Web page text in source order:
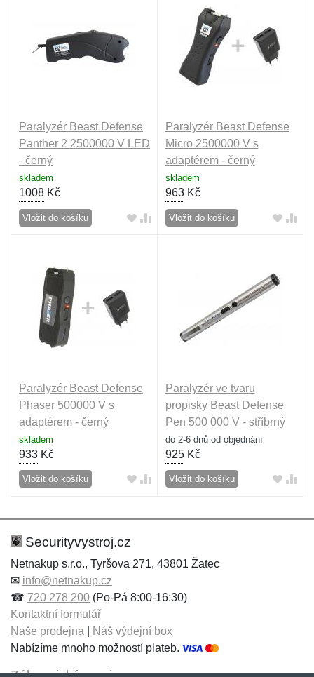
Paralyzér Beast Defense
Panther 2 2500000 V LED
- černý
skladem
1008 Kč
Vložit do košíku
Paralyzér Beast Defense
Micro 2500000 V s
adaptérem - černý
skladem
963Kč
Vložit do košíku
Paralyzér Beast Defense
Phaser 500000 V s
adaptérem - černý
skladem
933 Kč
Vložit do košíku
Paralyzér ve tvaru
propisky Beast Defense
Pen 500 000 V - stříbrný
do 2-6 dnů od objednání
925Kč
Vložit do košíku
Securityvystroj.cz
Netnakup s.r.o., Tyršova 271, 43801 Žatec
✉ info@netnakup.cz
☎ 720 278 200 (Po-Pá 8:00-16:30)
Kontaktní formulář
Naše prodejna
Náš výdejní box
Nabízíme mnoho možností plateb.